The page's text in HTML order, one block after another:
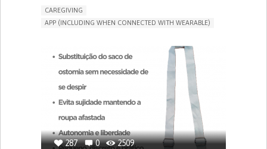
CAREGIVING
APP (INCLUDING WHEN CONNECTED WITH WEARABLE)
ASSISTIVE DAILY LIFE DEVICE (TO HELP ADL)
PROMOTING SELF-MANAGEMENT
PREVENTING (VACCINATION, PROTECTION, FALLS,
CAREGIVING SUPPORT
GENERAL AND FAMILY MEDICINE
MOBILITY ISSUES
CAREGIVER SUPPORT
SOLUTIONS FOR DISABLED PEOPLE
INDIA
287 0 2509